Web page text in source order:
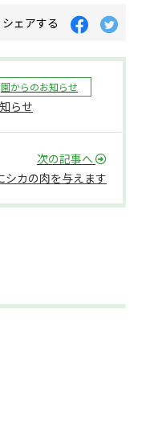
シェアする
園からのお知らせ
らせ
次の記事へ
カの肉を与えます